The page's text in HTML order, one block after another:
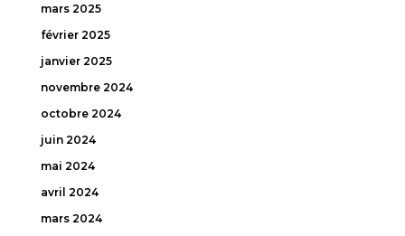
mars 2025
février 2025
janvier 2025
novembre 2024
octobre 2024
juin 2024
mai 2024
avril 2024
mars 2024